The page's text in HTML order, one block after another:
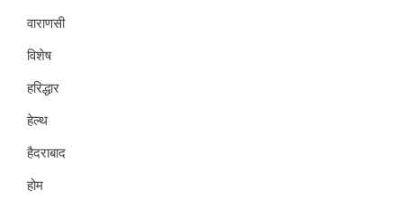
वाराणसी
विशेष
हरिद्धार
हेल्थ
हैदराबाद
होम